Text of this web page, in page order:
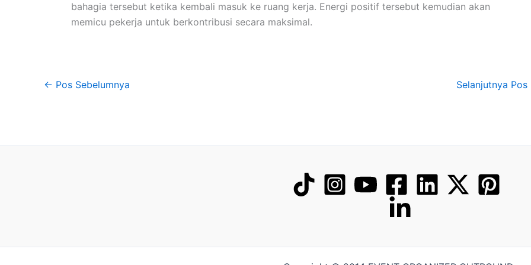
bahagia tersebut ketika kembali masuk ke ruang kerja. Energi positif tersebut kemudian akan
memicu pekerja untuk berkontribusi secara maksimal.
← Pos Sebelumnya Selanjutnya Pos